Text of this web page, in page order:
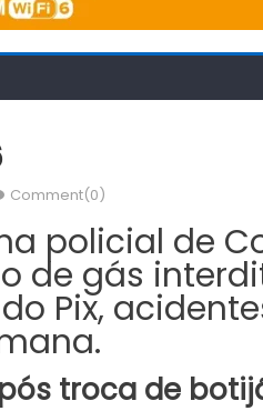
Comment(0)
policial de
de gás
Pix,
troca de